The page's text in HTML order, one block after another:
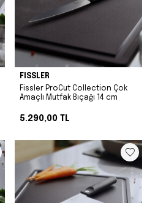
FISSLER
Fissler ProCut Collection Çok
Amaçlı Mutfak Bıçağı 14 cm
5.290,00 TL